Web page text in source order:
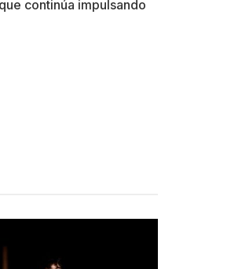
continúa impulsando